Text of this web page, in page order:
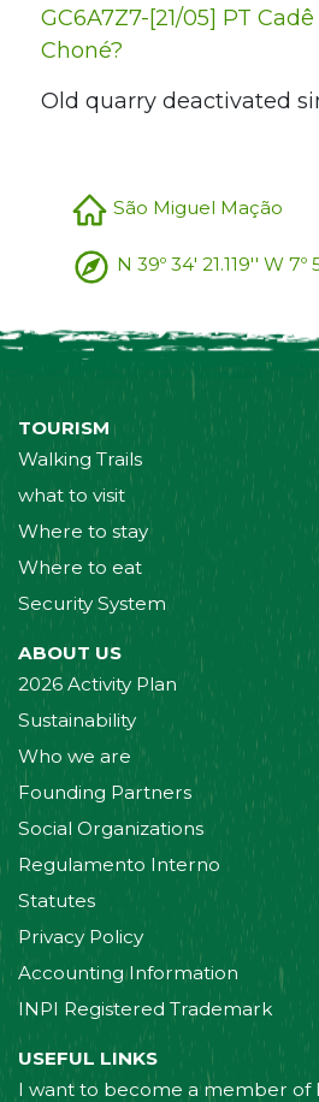
GC6A7Z7-[21/05] PT
Choné?
Old quarry deactivated
São Miguel Mação
N 39º 34' 21.119'' W 7º
TOURISM
Walking Trails
what to visit
Where to stay
Where to eat
Security System
ABOUT US
2026 Activity Plan
Sustainability
Who we are
Founding Partners
Social Organizations
Regulamento Interno
Statutes
Privacy Policy
Accounting Information
INPI Registered Trademark
USEFUL LINKS
I want to become a member of